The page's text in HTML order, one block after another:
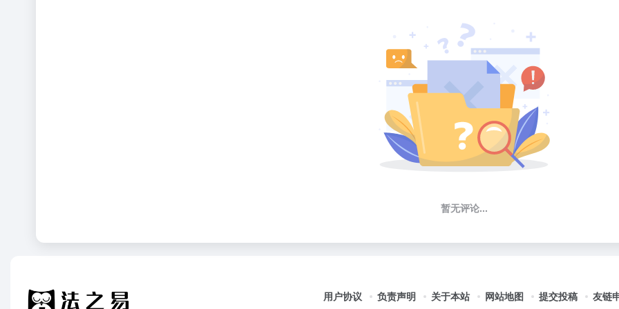
暂无评论...
用户协议 负责声明 关于本站 网站地图 提交投稿 友链